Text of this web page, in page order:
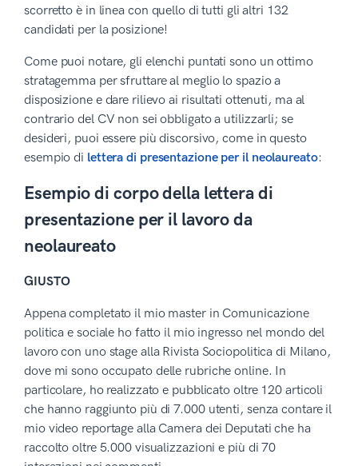
scorretto è in linea con quello di tutti gli altri 132
candidati per la posizione!
Come puoi notare, gli elenchi puntati sono un ottimo
stratagemma per sfruttare al meglio lo spazio a
disposizione e dare rilievo ai risultati ottenuti, ma al
contrario del CV non sei obbligato a utilizzarli; se
desideri, puoi essere più discorsivo, come in questo
esempio di lettera di presentazione per il neolaureato:
Esempio di corpo della lettera di
presentazione per il lavoro da
neolaureato
GIUSTO
Appena completato il mio master in Comunicazione
politica e sociale ho fatto il mio ingresso nel mondo del
lavoro con uno stage alla Rivista Sociopolitica di Milano,
dove mi sono occupato delle rubriche online. In
particolare, ho realizzato e pubblicato oltre 120 articoli
che hanno raggiunto più di 7.000 utenti, senza contare il
mio video reportage alla Camera dei Deputati che ha
raccolto oltre 5.000 visualizzazioni e più di 70